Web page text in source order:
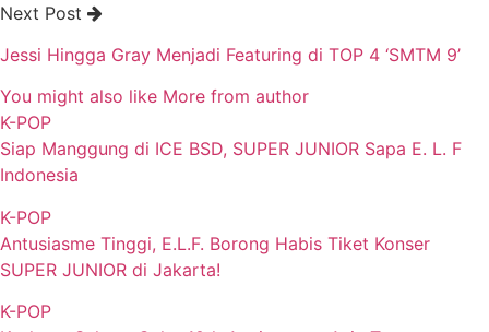
Next Post
Jessi Hingga Gray Menjadi Featuring di TOP 4 ‘SMTM 9’
You might also like More from author
K-POP
Siap Manggung di ICE BSD, SUPER JUNIOR Sapa E. L. F
Indonesia
K-POP
Antusiasme Tinggi, E.L.F. Borong Habis Tiket Konser
SUPER JUNIOR di Jakarta!
K-POP